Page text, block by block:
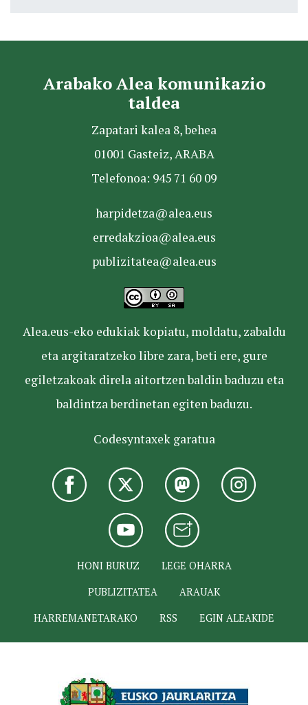
Arabako Alea komunikazio
taldea
Zapatari kalea 8, behea
01001 Gasteiz, ARABA
Telefonoa: 945 71 60 09
harpidetza@alea.eus
erredakzioa@alea.eus
publizitatea@alea.eus
Alea.eus-eko edukiak kopiatu, moldatu, zabaldu
eta argitaratzeko libre zara, beti ere, gure
egiletzakoak direla aitortzen baldin baduzu eta
baldintza berdinetan egiten baduzu.
Codesyntaxek garatua
HONI BURUZ
LEGE OHARRA
PUBLIZITATEA
ARAUAK
HARREMANETARAKO
RSS EGIN ALEAKIDE